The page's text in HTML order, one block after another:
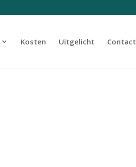
Kosten Uitgelicht Contact